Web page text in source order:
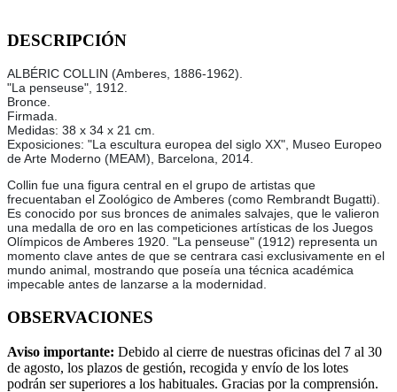
DESCRIPCIÓN
ALBÉRIC COLLIN (Amberes, 1886-1962).
"La penseuse", 1912.
Bronce.
Firmada.
Medidas: 38 x 34 x 21 cm.
Exposiciones: "La escultura europea del siglo XX", Museo Europeo
de Arte Moderno (MEAM), Barcelona, 2014.
Collin fue una figura central en el grupo de artistas que
frecuentaban el Zoológico de Amberes (como Rembrandt Bugatti).
Es conocido por sus bronces de animales salvajes, que le valieron
una medalla de oro en las competiciones artísticas de los Juegos
Olímpicos de Amberes 1920. "La penseuse" (1912) representa un
momento clave antes de que se centrara casi exclusivamente en el
mundo animal, mostrando que poseía una técnica académica
impecable antes de lanzarse a la modernidad.
OBSERVACIONES
Aviso importante: Debido al cierre de nuestras oficinas del 7 al 30
de agosto, los plazos de gestión, recogida y envío de los lotes
podrán ser superiores a los habituales. Gracias por la comprensión.